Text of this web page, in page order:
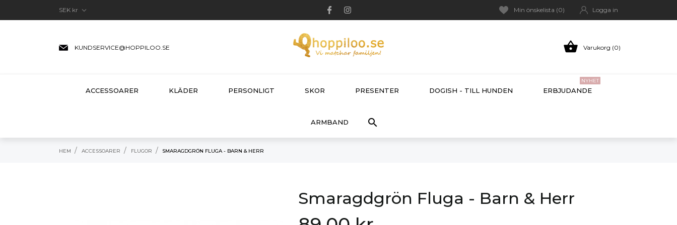
SEK kr  Min önskelista (0) Logga in
KUNDSERVICE@HOPPILOO.SE  Varukorg (0)
ACCESSOARER KLÄDER PERSONLIGT SKOR PRESENTER DOGISH - TILL HUNDEN ERBJUDANDE
NYHET
ARMBAND 
HEM ACCESSOARER FLUGOR SMARAGDGRÖN FLUGA - BARN & HERR
Smaragdgrön Fluga - Barn & Herr